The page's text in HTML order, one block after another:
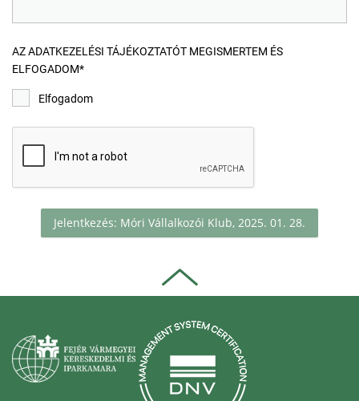
AZ ADATKEZELÉSI TÁJÉKOZTATÓT MEGISMERTEM ÉS
ELFOGADOM*
Elfogadom
Jelentkezés: Móri Vállalkozói Klub, 2025. 01. 28.